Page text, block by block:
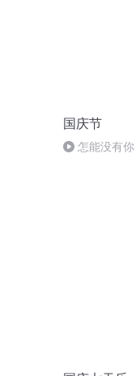
国庆节
怎能没有